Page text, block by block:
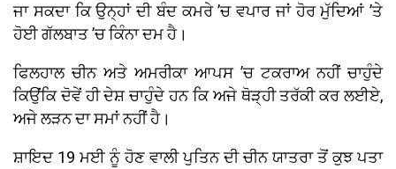
ਜਾ ਸਕਦਾ ਕਿ ਉਨ੍ਹਾਂ ਦੀ ਬੰਦ ਕਮਰੇ ’ਚ ਵਪਾਰ ਜਾਂ ਹੋਰ ਮੁੱਦਿਆਂ ’ਤੇ
ਹੋਈ ਗੱਲਬਾਤ ’ਚ ਕਿੰਨਾ ਦਮ ਹੈ।
ਫਿਲਹਾਲ ਚੀਨ ਅਤੇ ਅਮਰੀਕਾ ਆਪਸ ’ਚ ਟਕਰਾਅ ਨਹੀਂ ਚਾਹੁੰਦੇ
ਕਿਉਂਕਿ ਦੋਵੇਂ ਹੀ ਦੇਸ਼ ਚਾਹੁੰਦੇ ਹਨ ਕਿ ਅਜੇ ਥੋੜ੍ਹੀ ਤਰੱਕੀ ਕਰ ਲਈਏ,
ਅਜੇ ਲੜਨ ਦਾ ਸਮਾਂ ਨਹੀਂ ਹੈ।
ਸ਼ਾਇਦ 19 ਮਈ ਨੂੰ ਹੋਣ ਵਾਲੀ ਪੁਤਿਨ ਦੀ ਚੀਨ ਯਾਤਰਾ ਤੋਂ ਕੁਝ ਪਤਾ